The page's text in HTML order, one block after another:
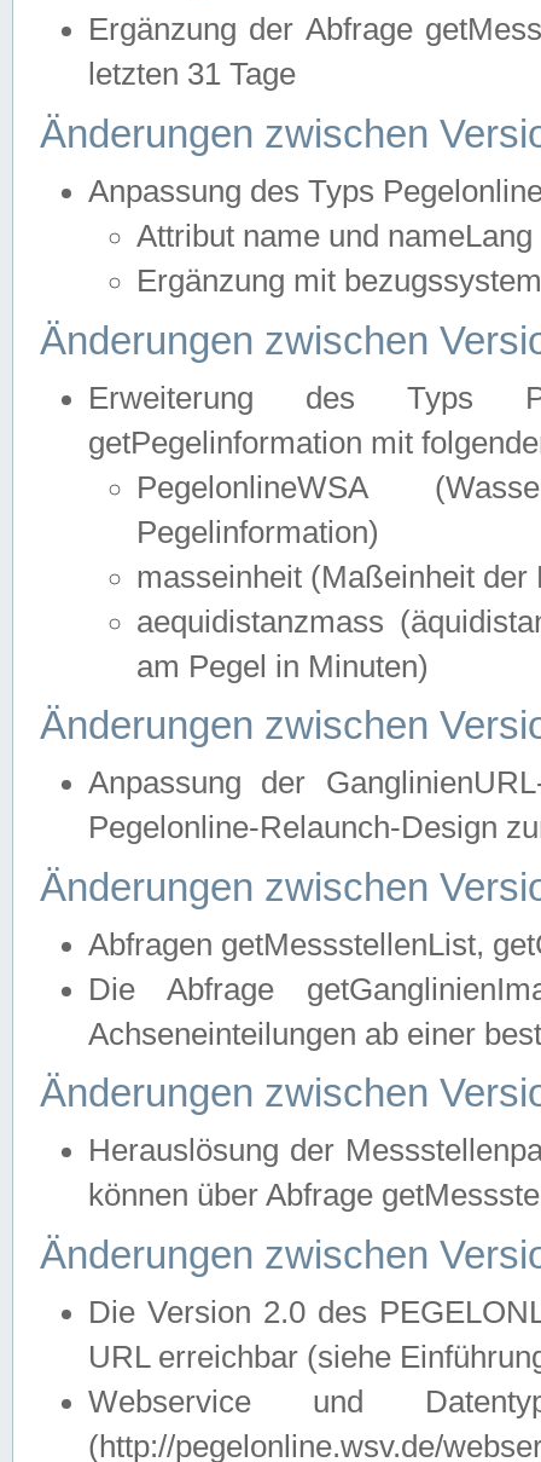
Ergänzung der Abfrage
letzten 31 Tage
Änderungen zwischen
Anpassung des Typs
Attribut name und
Ergänzung mit
Änderungen zwischen
Erweiterung des Typs
getPegelinformation mit
PegelonlineWSA
Pegelinformation)
masseinheit (Maßeinheit der
aequidistanzmass
am Pegel in Minuten)
Änderungen zwischen
Anpassung der
Pegelonline-Relaunch-Design
Änderungen zwischen
Abfragen getMessstellenList,
Die Abfrage
Achseneinteilungen ab einer
Änderungen zwischen
Herauslösung der
können über Abfrage
Änderungen zwischen
Die Version 2.0 des
URL erreichbar (siehe
Webservice und
(http://pegelonline.wsv.de/